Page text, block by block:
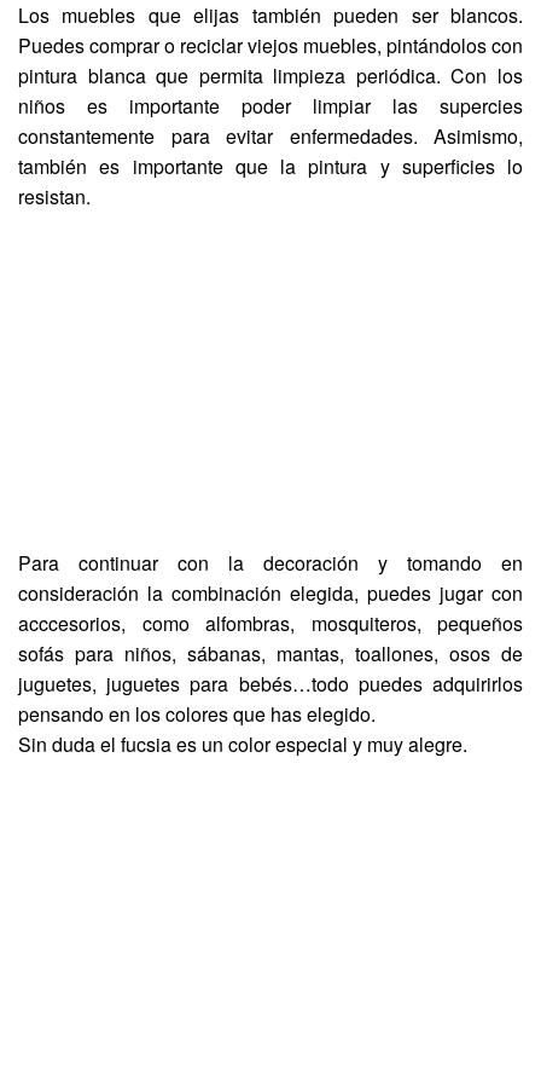
Los muebles que elijas también pueden ser blancos.
Puedes comprar o reciclar viejos muebles, pintándolos con
pintura blanca que permita limpieza periódica. Con los
niños es importante poder limpiar las supercies
constantemente para evitar enfermedades. Asimismo,
también es importante que la pintura y superficies lo
resistan.
Para continuar con la decoración y tomando en
consideración la combinación elegida, puedes jugar con
acccesorios, como alfombras, mosquiteros, pequeños
sofás para niños, sábanas, mantas, toallones, osos de
juguetes, juguetes para bebés…todo puedes adquirirlos
pensando en los colores que has elegido.
Sin duda el fucsia es un color especial y muy alegre.